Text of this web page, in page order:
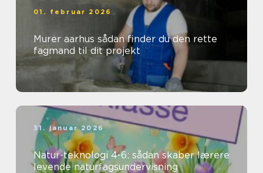
01. februar 2026
Murer aarhus sådan finder du den rette
fagmand til dit projekt
31. januar 2026
Natur-teknologi 4-6: sådan skaber lærere
levende naturfagsundervisning